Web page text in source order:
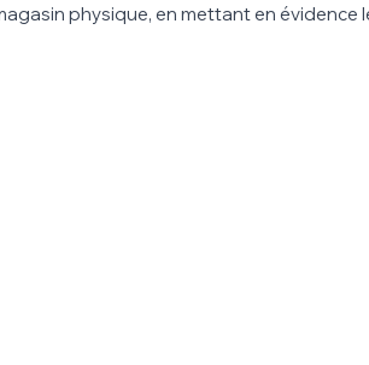
physique, en mettant en évidence